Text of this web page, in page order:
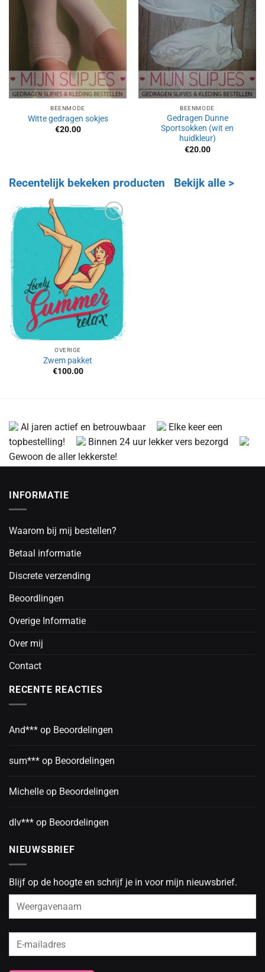
toevoegen
BEENMODE
Witte gedragen sokjes
€20.00
toevoegen
BEENMODE
Gedragen Dunne
Sportsokken (wit en
huidkleur)
€20.00
Recentelijk bekeken producten Bekijk alle >
verlanglijst
toevoegen
OVERIGE
Zwem pakket
€100.00
Al jaren actief en betrouwbaar
Elke keer een
topbestelling!
Binnen 24 uur lekker vers bezorgd
Gewoon de aller lekkerste!
INFORMATIE
Waarom bij mij bestellen?
Betaal informatie
Discrete verzending
Beoordlingen
Overige Informatie
Over mij
Contact
RECENTE REACTIES
And*** op Beoordelingen
sum*** op Beoordelingen
Michelle op Beoordelingen
dlv*** op Beoordelingen
NIEUWSBRIEF
Blijf op de hoogte en schrijf je in voor mijn nieuwsbrief.